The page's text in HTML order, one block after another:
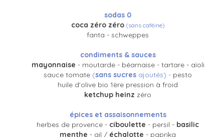
sodas 0
coca zéro zéro(sans caféine)
fanta - schweppes
condiments & sauces
mayonnaise - moutarde - béarnaise - tartare - aïoli
sauce tomate (sans sucres ajoutés) - pesto
huile d'olive bio 1ère pression à froid
ketchup heinz zéro
épices et assaisonnements
herbes de provence - ciboulette - persil - basilic
menthe - ail / échalotte - paprika